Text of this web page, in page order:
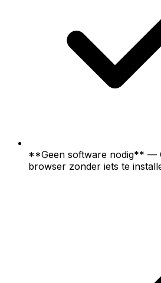
**Geen software nodig** —
browser zonder iets te